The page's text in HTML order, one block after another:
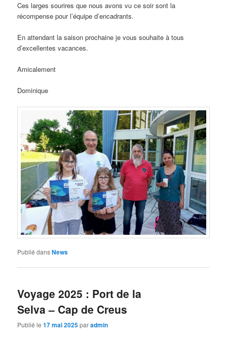
Ces larges sourires que nous avons vu ce soir sont la
récompense pour l’équipe d’encadrants.
En attendant la saison prochaine je vous souhaite à tous
d’excellentes vacances.
Amicalement
Dominique
Publié dansNews
Voyage 2025 : Port de la
Selva – Cap de Creus
Publié le17 mai 2025paradmin